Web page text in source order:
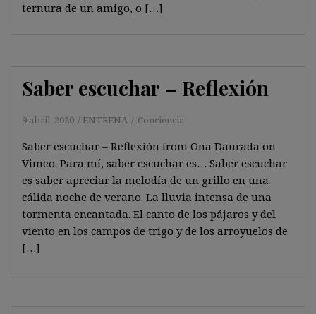
ternura de un amigo, o […]
Saber escuchar – Reflexión
9 abril, 2020 ENTRENA Conciencia
Saber escuchar – Reflexión from Ona Daurada on
Vimeo. Para mí, saber escuchar es… Saber escuchar
es saber apreciar la melodía de un grillo en una
cálida noche de verano. La lluvia intensa de una
tormenta encantada. El canto de los pájaros y del
viento en los campos de trigo y de los arroyuelos de
[…]